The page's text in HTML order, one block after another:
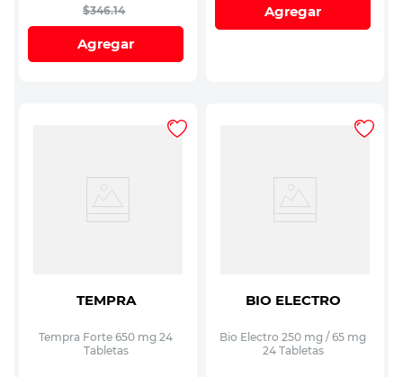
$346.14
Agregar
Agregar
TEMPRA
Tempra Forte 650 mg 24
Tabletas
BIO ELECTRO
Bio Electro 250 mg / 65 mg
24 Tabletas